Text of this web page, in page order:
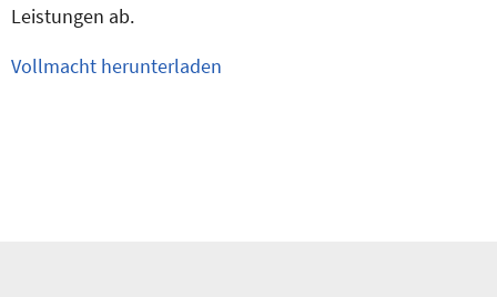
Leistungen ab.
Vollmacht herunterladen